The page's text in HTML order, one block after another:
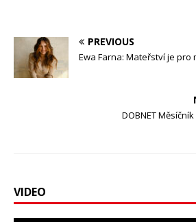
PREVIOUS
Ewa Farna: Mateřství je pro
DOBNET
VIDEO